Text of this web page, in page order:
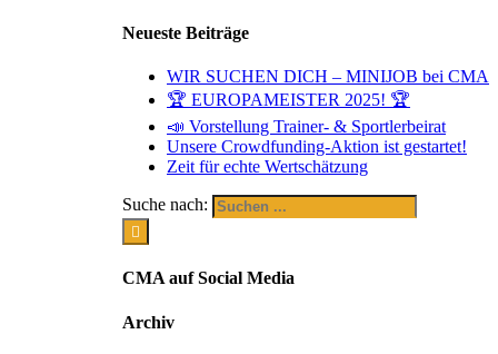
Neueste Beiträge
WIR SUCHEN DICH – MINIJOB bei CMA
🏆 EUROPAMEISTER 2025! 🏆
📣 Vorstellung Trainer- & Sportlerbeirat
Unsere Crowdfunding-Aktion ist gestartet!
Zeit für echte Wertschätzung
Suche nach:
CMA auf Social Media
Archiv